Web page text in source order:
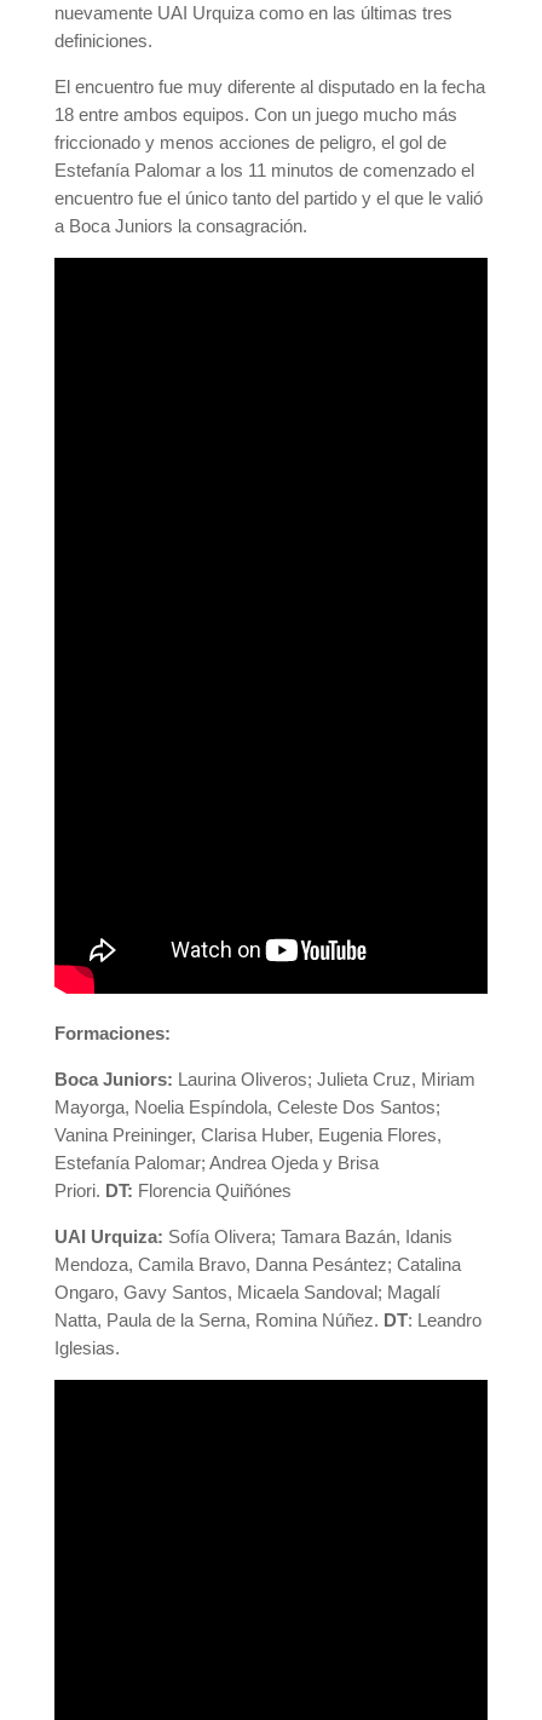
nuevamente UAI Urquiza como en las últimas tres
definiciones.
El encuentro fue muy diferente al disputado en la fecha
18 entre ambos equipos. Con un juego mucho más
friccionado y menos acciones de peligro, el gol de
Estefanía Palomar a los 11 minutos de comenzado el
encuentro fue el único tanto del partido y el que le valió
a Boca Juniors la consagración.
Formaciones:
Boca Juniors: Laurina Oliveros; Julieta Cruz, Miriam
Mayorga, Noelia Espíndola, Celeste Dos Santos;
Vanina Preininger, Clarisa Huber, Eugenia Flores,
Estefanía Palomar; Andrea Ojeda y Brisa
Priori. DT: Florencia Quiñónes
UAI Urquiza: Sofía Olivera; Tamara Bazán, Idanis
Mendoza, Camila Bravo, Danna Pesántez; Catalina
Ongaro, Gavy Santos, Micaela Sandoval; Magalí
Natta, Paula de la Serna, Romina Núñez. DT: Leandro
Iglesias.